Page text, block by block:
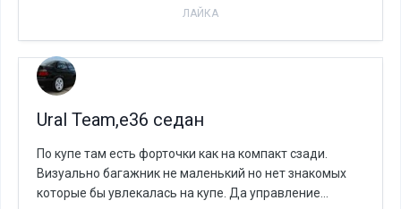
ЛАЙКА
Ural Team,e36 седан
По купе там есть форточки как на компакт сзади.
Визуально багажник не маленький но нет знакомых
которые бы увлекалась на купе. Да управление...